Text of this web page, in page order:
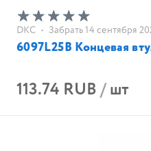
DKC • Забрать 14 сентября
6097L25B Концевая
113.74 RUB/шт